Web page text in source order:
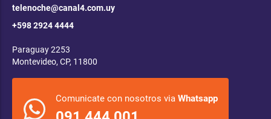
telenoche@canal4.com.uy
+598 2924 4444
Paraguay 2253
Montevideo, CP, 11800
Comunicate con nosotros via Whatsapp